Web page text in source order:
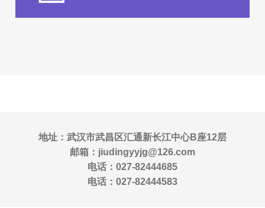
地址：武汉市武昌区汇通新长江中心B座12层
邮箱：jiudingyyjg@126.com
电话：027-82444685
电话：027-82444583